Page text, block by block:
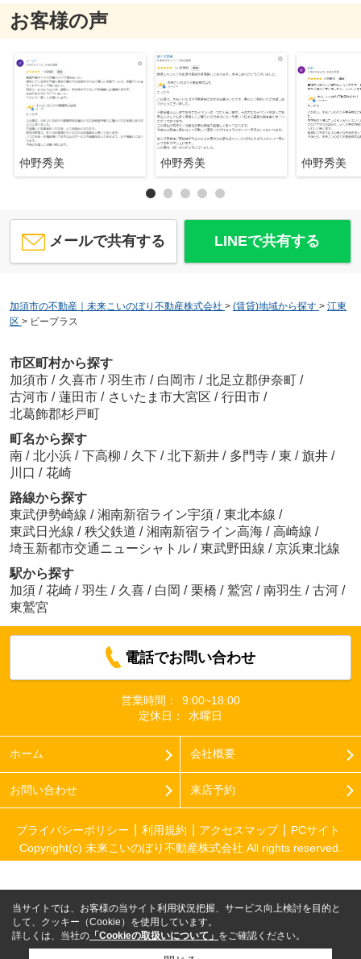
お客様の声
仲野秀美 仲野秀美 仲野秀美
メールで共有する LINEで共有する
加須市の不動産｜未来こいのぼり不動産株式会社 > (賃貸)地域から探す > 江東
区 > ビープラス
市区町村から探す
加須市 / 久喜市 / 羽生市 / 白岡市 / 北足立郡伊奈町 /
古河市 / 蓮田市 / さいたま市大宮区 / 行田市 /
北葛飾郡杉戸町
町名から探す
南 / 北小浜 / 下高柳 / 久下 / 北下新井 / 多門寺 / 東 / 旗井 /
川口 / 花崎
路線から探す
東武伊勢崎線 / 湘南新宿ライン宇須 / 東北本線 /
東武日光線 / 秩父鉄道 / 湘南新宿ライン高海 / 高崎線 /
埼玉新都市交通ニューシャトル / 東武野田線 / 京浜東北線
駅から探す
加須 / 花崎 / 羽生 / 久喜 / 白岡 / 栗橋 / 鷲宮 / 南羽生 / 古河 /
東鷲宮
電話でお問い合わせ
営業時間：
9:00~18:00
定休日：
水曜日
ホーム 会社概要
お問い合わせ 来店予約
プライバシーポリシー 利用規約 アクセスマップ
PCサイト
Copyright(c) 未来こいのぼり不動産株式会社 All rights reserved.
当サイトでは、お客様の当サイト利用状況把握、サービス向上検討を目的と
して、クッキー（Cookie）を使用しています。
詳しくは、当社の 「Cookieの取扱いについて」 をご確認ください。